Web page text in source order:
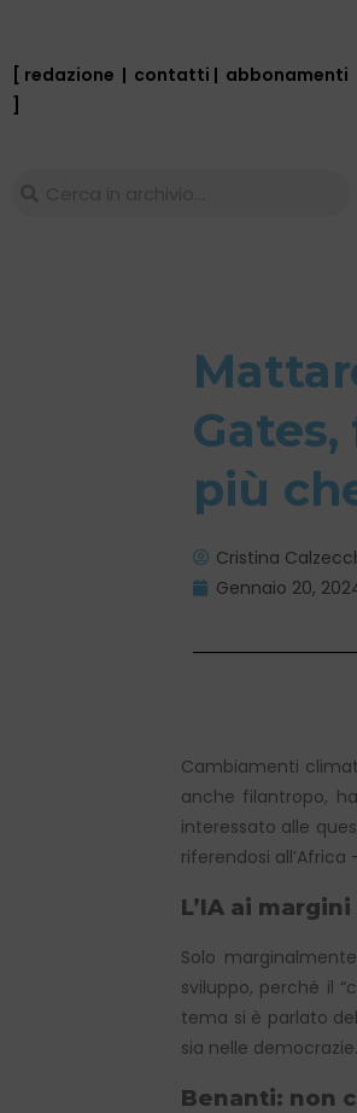
[ redazione | contatti | abbonamenti
]
più
Cristina
Gennaio 20,
Cambiamenti
anche filantropo,
interessato alle
riferendosi all’Africa
L’IA ai
Solo
sviluppo, perché il
tema si è parlato
sia nelle democrazie.
Benanti: non